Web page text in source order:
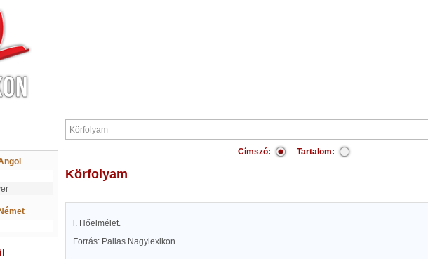
Német
Címszó: Tartalom:
Körfolyam
l. Hőelmélet.
Forrás: Pallas Nagylexikon